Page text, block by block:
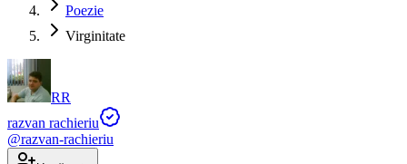
Poezie
Virginitate
RR
razvan rachieriu
@razvan-rachieriu